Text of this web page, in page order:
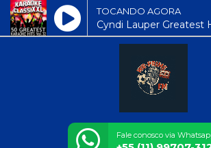
TOCANDO AGORA
Cyndi Lauper Greatest
Fale conosco via